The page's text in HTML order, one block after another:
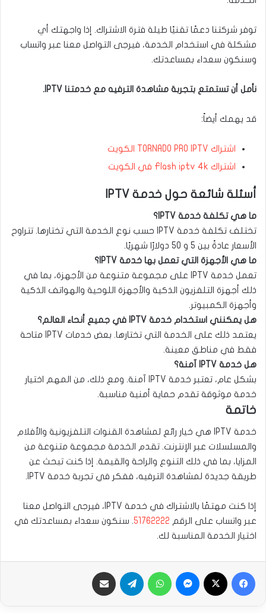
توفر شركتنا دعمًا تقنيًا طيلة فترة الاشتراك. إذا واجهتك أي
مشكلة في استخدام الخدمة، فيرجى التواصل معنا عبر واتساب
وسنكون سعداء بمساعدتك.
نأمل أن تستمتع بتجربة مشاهدة الترفيه مع خدمتنا IPTV.
قد يهمك أيضاً:
اشتراك TORNADO PRO IPTV الكويت
اشتراك Flash iptv 4k في الكويت
أسئلة شائعة حول خدمة IPTV
ما هي تكلفة خدمة IPTV؟
تختلف تكلفة خدمة IPTV حسب نوع الخدمة التي تختارها. تتراوح
الأسعار عادةً بين 5 و 50 دولارًا شهريًا.
ما هي الأجهزة التي تعمل بها خدمة IPTV؟
تعمل خدمة IPTV على مجموعة متنوعة من الأجهزة، بما في
ذلك أجهزة التلفزيون الذكية والأجهزة اللوحية والهواتف الذكية
وأجهزة الكمبيوتر.
هل يمكنني استخدام خدمة IPTV في جميع أنحاء العالم؟
يعتمد ذلك على الخدمة التي تختارها. بعض خدمات IPTV متاحة
فقط في مناطق معينة.
هل خدمة IPTV آمنة؟
بشكل عام، تعتبر خدمة IPTV آمنة. ومع ذلك، من المهم اختيار
خدمة موثوقة تقدم حماية أمنية مناسبة.
خاتمة
خدمة IPTV هي خيار رائع لمشاهدة القنوات التلفزيونية والأفلام
والمسلسلات عبر الإنترنت. تقدم الخدمة مجموعة متنوعة من
المزايا، بما في ذلك التنوع والراحة والقيمة. إذا كنت تبحث عن
طريقة جديدة لمشاهدة الترفيه، ففكر في تجربة خدمة IPTV.
إذا كنت مهتمًا بالاشتراك في خدمة IPTV، فيرجى التواصل معنا
عبر واتساب على الرقم 51762222. سنكون سعداء بمساعدتك في
اختيار الخدمة المناسبة لك.
فيسبوك ماسنجر واتساب تيلقرام